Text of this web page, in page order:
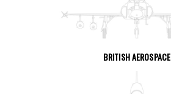
BRITISH AEROSPACE